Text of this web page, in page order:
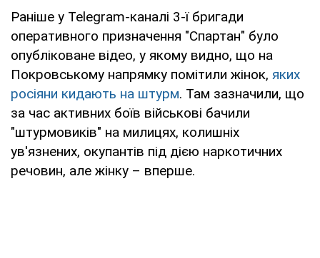
Раніше у Telegram-каналі 3-ї бригади
оперативного призначення "Спартан" було
опубліковане відео, у якому видно, що на
Покровському напрямку помітили жінок, яких
росіяни кидають на штурм. Там зазначили, що
за час активних боїв військові бачили
"штурмовиків" на милицях, колишніх
ув'язнених, окупантів під дією наркотичних
речовин, але жінку – вперше.